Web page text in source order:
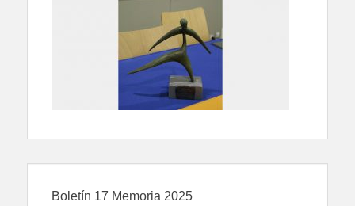
Boletín 17 Memoria 2025